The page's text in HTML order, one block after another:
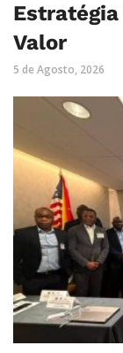
Valor
5 de Agosto, 2026